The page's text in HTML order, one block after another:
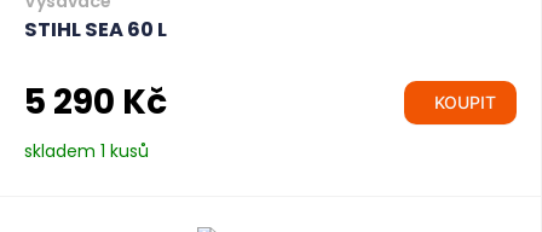
STIHL SEA 60 L
5 290 Kč KOUPIT
skladem 1 kusů